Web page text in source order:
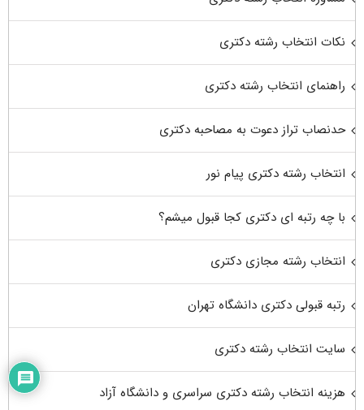
نکات انتخاب رشته دکتری
راهنمای انتخاب رشته دکتری
حدنصاب تراز دعوت به مصاحبه دکتری
انتخاب رشته دکتری پیام نور
با چه رتبه ای دکتری کجا قبول میشم؟
انتخاب رشته مجازی دکتری
رتبه قبولی دکتری دانشگاه تهران
سایت انتخاب رشته دکتری
هزینه انتخاب رشته دکتری سراسری و دانشگاه آزاد